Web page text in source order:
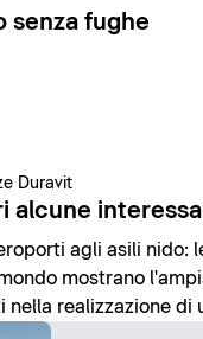
senza fughe
Duravit
alcune
agli asili nido:
mostrano
nella realizzazione di